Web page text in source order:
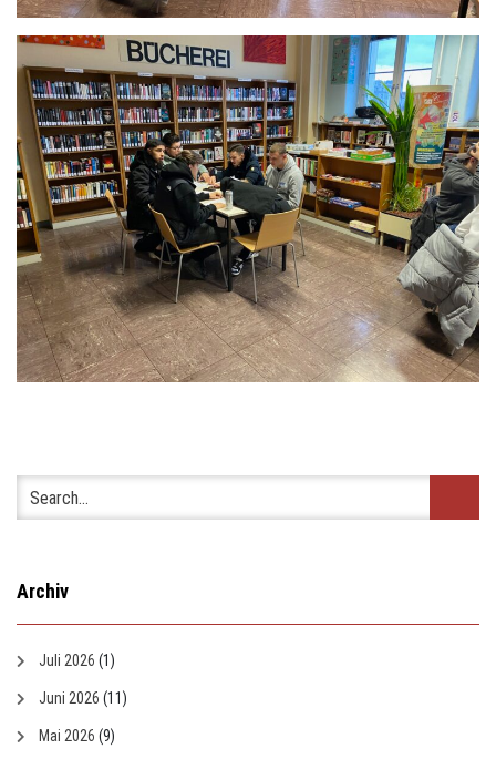
Archiv
Juli 2026 (1)
Juni 2026 (11)
Mai 2026 (9)